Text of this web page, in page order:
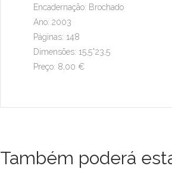
Encadernação: Brochado
Ano: 2003
Páginas: 148
Dimensões: 15,5*23,5
Preço: 8,00 €
Também poderá